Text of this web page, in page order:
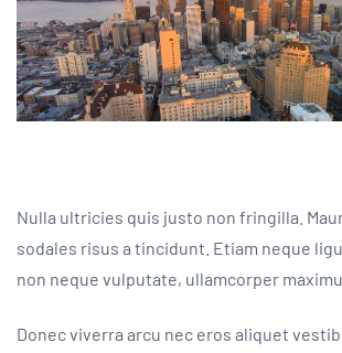
Nulla ultricies quis justo non fringilla.
sodales risus a tincidunt. Etiam neque
non neque vulputate, ullamcorper
Donec viverra arcu nec eros aliquet